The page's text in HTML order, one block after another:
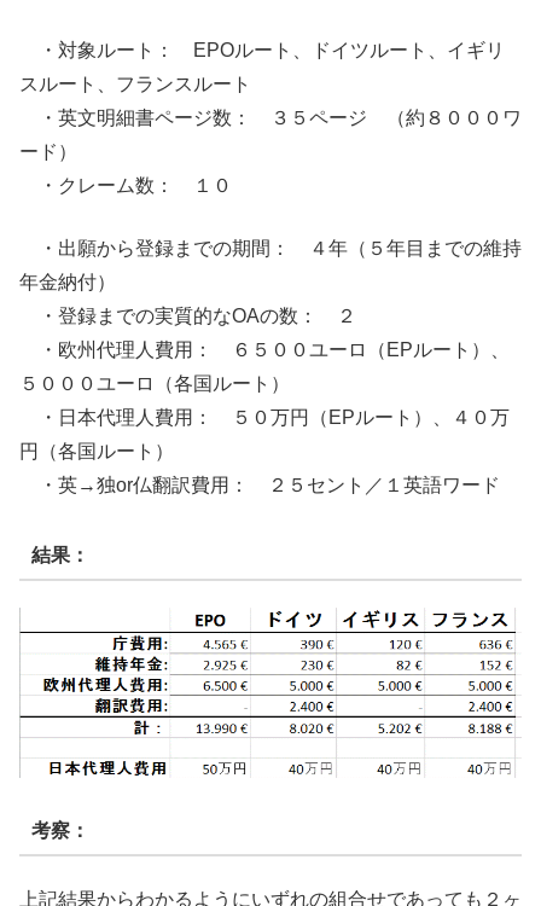
・対象ルート： EPOルート、ドイツルート、イギリ
スルート、フランスルート
・英文明細書ページ数： ３５ページ （約８０００ワ
ード）
・クレーム数： １０
・出願から登録までの期間： ４年（５年目までの維持
年金納付）
・登録までの実質的なOAの数： ２
・欧州代理人費用： ６５００ユーロ（EPルート）、
５０００ユーロ（各国ルート）
・日本代理人費用： ５０万円（EPルート）、４０万
円（各国ルート）
・英→独or仏翻訳費用： ２５セント／１英語ワード
結果：
考察：
上記結果からわかるようにいずれの組合せであっても２ヶ